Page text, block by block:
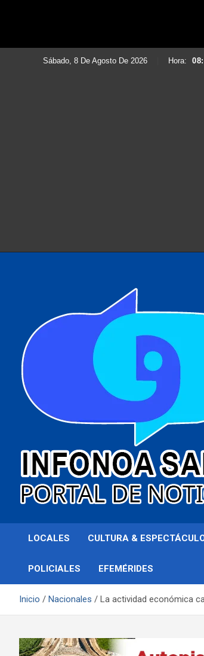
Sábado, 8 De Agosto De 2026 Hora:
Infonoa Salta
LOCALES CULTURA &
POLICIALES EFEMÉRIDES
Inicio Nacionales La actividad económica